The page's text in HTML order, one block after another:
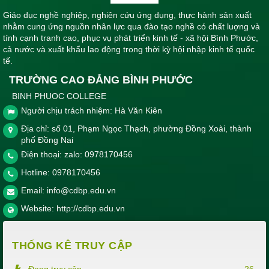
Giáo dục nghề nghiệp, nghiên cứu ứng dụng, thực hành sản xuất
nhằm cung ứng nguồn nhân lực qua đào tạo nghề có chất luợng và
tính cạnh tranh cao, phục vụ phát triển kinh tế - xã hội Bình Phước,
cả nước và xuất khẩu lao động trong thời kỳ hội nhập kinh tế quốc
tế.
TRƯỜNG CAO ĐẲNG BÌNH PHƯỚC
BINH PHUOC COLLEGE
Người chịu trách nhiệm: Hà Văn Kiên
Địa chỉ: số 01, Phạm Ngọc Thạch, phường Đồng Xoài, thành
phố Đồng Nai
Điện thoại: zalo: 0978170456
Hotline: 0978170456
Email: info@cdbp.edu.vn
Website: http://cdbp.edu.vn
THỐNG KÊ TRUY CẬP